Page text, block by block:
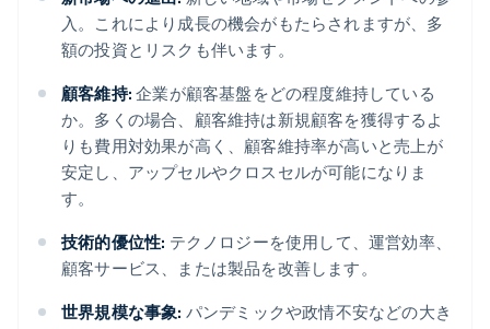
入。これにより成長の機会がもたらされますが、多
額の投資とリスクも伴います。
顧客維持: 企業が顧客基盤をどの程度維持している
か。多くの場合、顧客維持は新規顧客を獲得するよ
りも費用対効果が高く、顧客維持率が高いと売上が
安定し、アップセルやクロスセルが可能になりま
す。
技術的優位性: テクノロジーを使用して、運営効率、
顧客サービス、または製品を改善します。
世界規模な事象: パンデミックや政情不安などの大き